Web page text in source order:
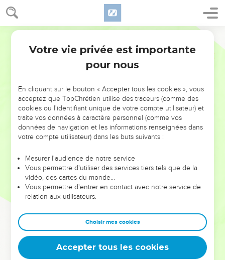
NE MANQUEZ PAS L’ÉVÉNEMENT
DE L’ANNÉE !
ET SI LEURS ERREURS POUVAIENT VOUS ÉVITER LES
VOTRES ?
leur foi ou leur vision. Mais on voit moins les doutes, les erreurs
et les saisons difficiles qu'ils ont traversés, alors même que ce
sont elles qui les ont façonnés.
Dans cette conférence, leaders, entrepreneurs, et responsables
clés pour avancer avec plus de sagesse afin que leurs erreurs
deviennent vos tremplins. Que vous guidiez un ministère, une
équipe, un groupe ou une famille, leur expérience est faite
Votre vie privée est importante
pour nous
En cliquant sur le bouton « Accepter tous les cookies », vous
acceptez que TopChrétien utilise des traceurs (comme des
cookies ou l'identifiant unique de votre compte utilisateur) et
traite vos données à caractère personnel (comme vos
données de navigation et les informations renseignées dans
votre compte utilisateur) dans les buts suivants :
Mesurer l'audience de notre service
Vous permettre d'utiliser des services tiers tels que de la
vidéo, des cartes du monde…
Vous permettre d'entrer en contact avec notre service de
relation aux utilisateurs.
Choisir mes cookies
Accepter tous les cookies